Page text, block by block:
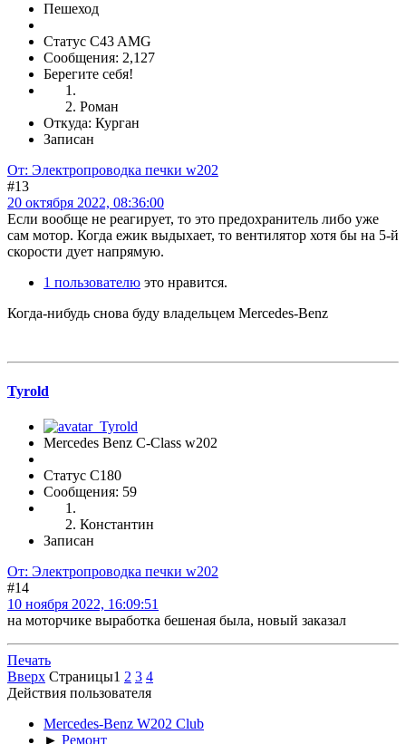
Пешеход
Статус C43 AMG
Сообщения: 2,127
Берегите себя!
Роман
Откуда: Курган
Записан
От: Электропроводка печки w202
#13
20 октября 2022, 08:36:00
Если вообще не реагирует, то это предохранитель либо уже
сам мотор. Когда ежик выдыхает, то вентилятор хотя бы на 5-й
скорости дует напрямую.
1 пользователю это нравится.
Когда-нибудь снова буду владельцем Mercedes-Benz
Tyrold
Mercedes Benz C-Class w202
Статус C180
Сообщения: 59
Константин
Записан
От: Электропроводка печки w202
#14
10 ноября 2022, 16:09:51
на моторчике выработка бешеная была, новый заказал
Печать
Вверх Страницы1 2 3 4
Действия пользователя
Mercedes-Benz W202 Club
► Ремонт